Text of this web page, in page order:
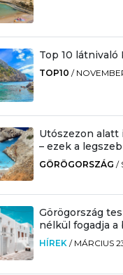
Top 10
TOP10 /
Utószezon alatt
– ezek a
GÖRÖGORSZÁG /
Görögország
nélkül fogadja
HÍREK / MÁRCIUS